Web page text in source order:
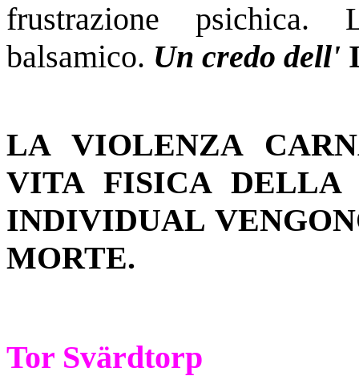
frustrazione psichica.
balsamico. Un credo dell'
LA VIOLENZA
VITA FISICA DELLA
INDIVIDUAL
MORTE.
Tor Svärdtorp